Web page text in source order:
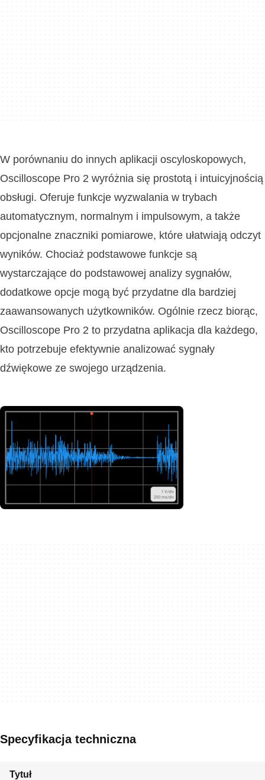
W porównaniu do innych aplikacji oscyloskopowych,
Oscilloscope Pro 2 wyróżnia się prostotą i intuicyjnością
obsługi. Oferuje funkcje wyzwalania w trybach
automatycznym, normalnym i impulsowym, a także
opcjonalne znaczniki pomiarowe, które ułatwiają odczyt
wyników. Chociaż podstawowe funkcje są
wystarczające do podstawowej analizy sygnałów,
dodatkowe opcje mogą być przydatne dla bardziej
zaawansowanych użytkowników. Ogólnie rzecz biorąc,
Oscilloscope Pro 2 to przydatna aplikacja dla każdego,
kto potrzebuje efektywnie analizować sygnały
dźwiękowe ze swojego urządzenia.
Specyfikacja techniczna
Tytuł